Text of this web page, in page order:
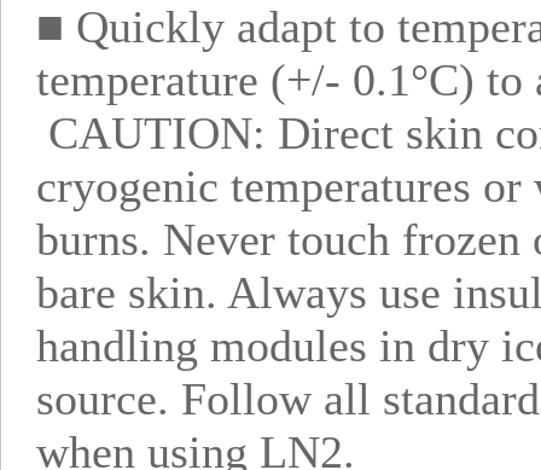
■ Quickly adapt to
temperature (+/- 0.1°C)
CAUTION: Direct skin
cryogenic temperatures or
burns. Never touch frozen
bare skin. Always use
handling modules in dry
source. Follow all
when using LN2.